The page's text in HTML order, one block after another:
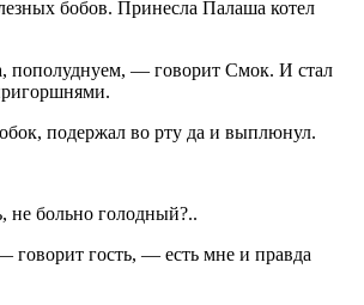
бобов. Принесла Палаша котел
пополуднуем, — говорит Смок. И стал
подержал во рту да и выплюнул.
не больно голодный?..
гость, — есть мне и правда